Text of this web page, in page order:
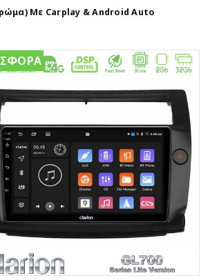
Με Carplay & Android Auto